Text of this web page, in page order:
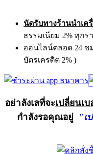
นัดรับทางร้านนำเค
ธรรมเนียม 2% ทุกร
ออนไลน์ตลอด 24 ช
บัตรเครดิต 2% )
อย่าลังเลที่จะเปลี่ยนเ
กำลังรอคุณอยู่
"เ